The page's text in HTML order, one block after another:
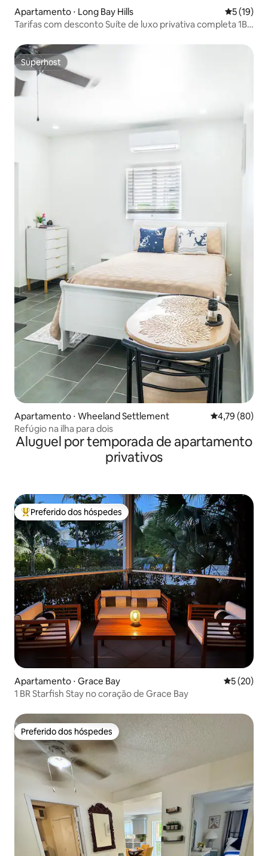
Apartamento ⋅ Long Bay Hills 5 de uma
5 (19)
Tarifas com desconto Suíte de luxo privativa completa 1BR
Superhost
Superhost
Apartamento ⋅ Wheeland Settlement 4,79 de uma
4,79 (80)
Refúgio na ilha para dois
Aluguel por temporada de apartamento
privativos
Entre os melhores preferidos dos hóspedes
Preferido dos hóspedes
Apartamento ⋅ Grace Bay 5 de uma
5 (20)
1 BR Starfish Stay no coração de Grace Bay
Preferido dos hóspedes
Preferido dos hóspedes